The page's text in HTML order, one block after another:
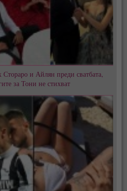
и Айлян преди сватбата,
за Тони не стихват